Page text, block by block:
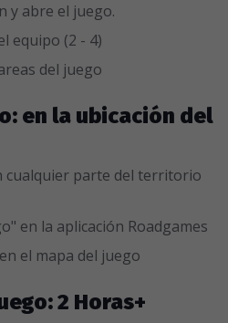
y abre el juego.
equipo (2 - 4)
del juego
en la ubicación del
cualquier parte del territorio
en la aplicación Roadgames
el mapa del juego
2 Horas+